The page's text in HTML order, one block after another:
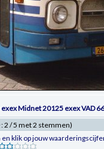
Midnet 20125 exex VAD
2 / 5 met 2 stemmen)
klik op jouw